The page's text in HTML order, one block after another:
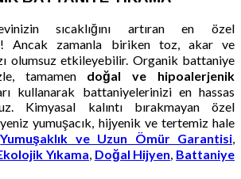
sıcaklığını artıran en özel
Ancak zamanla biriken toz, akar ve
olumsuz etkileyebilir. Organik battaniye
tamamen doğal ve hipoalerjenik
kullanarak battaniyelerinizi en hassas
Kimyasal kalıntı bırakmayan özel
yumuşacık, hijyenik ve tertemiz hale
Yumuşaklık ve Uzun Ömür Garantisi,
Yıkama, Doğal Hijyen, Battaniye